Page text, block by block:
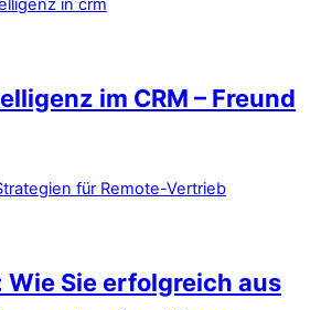
im CRM – Freund
Wie Sie erfolgreich aus